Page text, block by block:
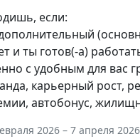
если:
и ты готов(-а)
с удобным для вас
карьерный рост,
автобонус,
2026 – 7 апреля 2026